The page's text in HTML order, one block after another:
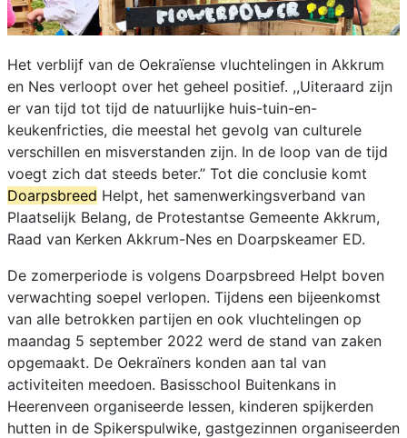
Het verblijf van de Oekraïense vluchtelingen in Akkrum
en Nes verloopt over het geheel positief. ,,Uiteraard zijn
er van tijd tot tijd de natuurlijke huis-tuin-en-
keukenfricties, die meestal het gevolg van culturele
verschillen en misverstanden zijn. In de loop van de tijd
voegt zich dat steeds beter.’’ Tot die conclusie komt
Doarpsbreed Helpt, het samenwerkingsverband van
Plaatselijk Belang, de Protestantse Gemeente Akkrum,
Raad van Kerken Akkrum-Nes en Doarpskeamer ED.
De zomerperiode is volgens Doarpsbreed Helpt boven
verwachting soepel verlopen. Tijdens een bijeenkomst
van alle betrokken partijen en ook vluchtelingen op
maandag 5 september 2022 werd de stand van zaken
opgemaakt. De Oekraïners konden aan tal van
activiteiten meedoen. Basisschool Buitenkans in
Heerenveen organiseerde lessen, kinderen spijkerden
hutten in de Spikerspulwike, gastgezinnen organiseerden